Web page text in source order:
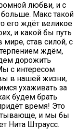
любви, и с
Макс такой
его ждёт великое
и какой бы путь
мире, став силой, с
ждём,
дорожить
с интересом
в нашей жизни,
ухаживать за
будем брать
время! Это
и мы бы
Нита Штраусс.